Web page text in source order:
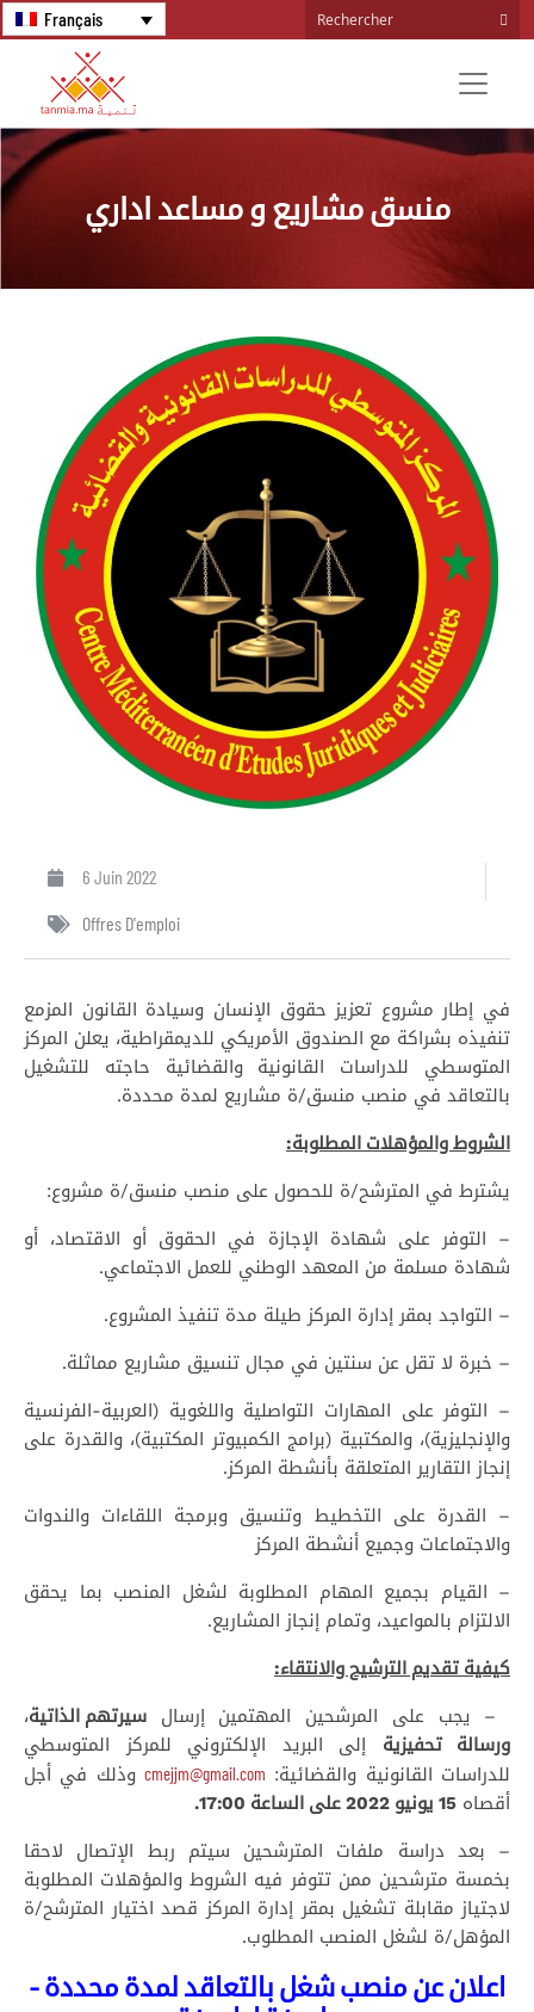
Français
منسق مشاريع و مساعد اداري
6 Juin 2022
Offres D'emploi
في إطار مشروع تعزيز حقوق الإنسان وسيادة القانون المزمع
تنفيذه بشراكة مع الصندوق الأمريكي للديمقراطية، يعلن المركز
المتوسطي للدراسات القانونية والقضائية حاجته للتشغيل
بالتعاقد في منصب منسق/ة مشاريع لمدة محددة.
الشروط والمؤهلات المطلوبة:
يشترط في المترشح/ة للحصول على منصب منسق/ة مشروع:
– التوفر على شهادة الإجازة في الحقوق أو الاقتصاد، أو
شهادة مسلمة من المعهد الوطني للعمل الاجتماعي.
– التواجد بمقر إدارة المركز طيلة مدة تنفيذ المشروع.
– خبرة لا تقل عن سنتين في مجال تنسيق مشاريع مماثلة.
– التوفر على المهارات التواصلية واللغوية (العربية-الفرنسية
والإنجليزية)، والمكتبية (برامج الكمبيوتر المكتبية)، والقدرة على
إنجاز التقارير المتعلقة بأنشطة المركز.
– القدرة على التخطيط وتنسيق وبرمجة اللقاءات والندوات
والاجتماعات وجميع أنشطة المركز
– القيام بجميع المهام المطلوبة لشغل المنصب بما يحقق
الالتزام بالمواعيد، وتمام إنجاز المشاريع.
كيفية تقديم الترشيح والانتقاء:
– يجب على المرشحين المهتمين إرسال سيرتهم الذاتية،
ورسالة تحفيزية إلى البريد الإلكتروني للمركز المتوسطي
للدراسات القانونية والقضائية: cmejjm@gmail.com وذلك في أجل
أقصاه 15 يونيو 2022 على الساعة 17:00.
– بعد دراسة ملفات المترشحين سيتم ربط الإتصال لاحقا
بخمسة مترشحين ممن تتوفر فيه الشروط والمؤهلات المطلوبة
لاجتياز مقابلة تشغيل بمقر إدارة المركز قصد اختيار المترشح/ة
المؤهل/ة لشغل المنصب المطلوب.
اعلان عن منصب شغل بالتعاقد لمدة محددة –